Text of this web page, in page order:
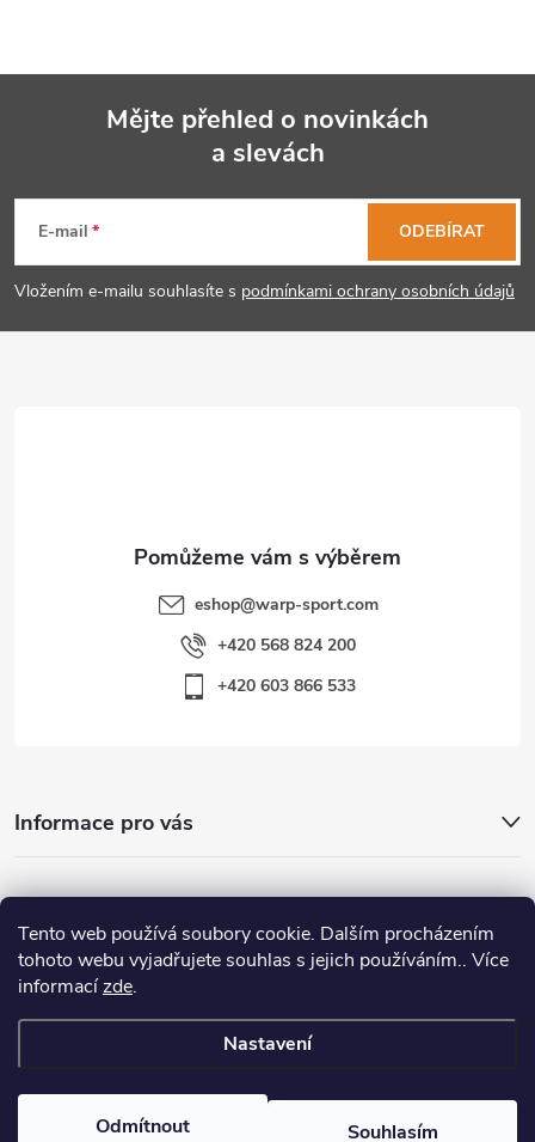
Tento web používá soubory cookie. Dalším procházením
tohoto webu vyjadřujete souhlas s jejich používáním.. Více
informacízde.
Nastavení
Odmítnout Souhlasím
p
a
Mějte přehled o novinkách
a slevách
E-mail
Vložením e-mailu souhlasíte s podmínkami ochrany osobních údajů
ODEBÍRAT
eshop@warp-sport.com
+420 568 824 200
+420 603 866 533
Informace pro vás
Nejhledanější
Důležité odkazy
Warp-Sport.com. Všechna práva vyhrazena.